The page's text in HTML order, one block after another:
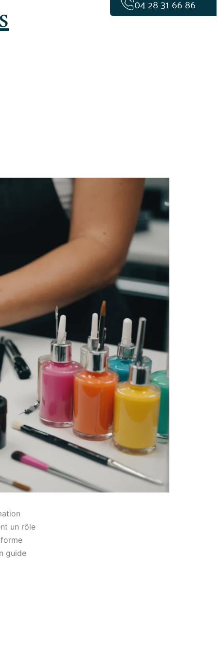
un rôle
guide
04 28 31 66 86